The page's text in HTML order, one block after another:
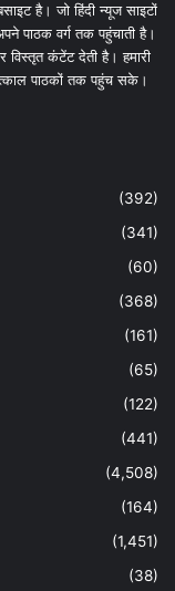
है। जो हिंदी न्यूज साइटों
पाठक वर्ग तक पहुंचाती है।
विस्तृत कंटेंट देती है। हमारी
पाठकों तक पहुंच सके।
(392)
(341)
(60)
(368)
(161)
(65)
(122)
(441)
(4,508)
(164)
(1,451)
(38)